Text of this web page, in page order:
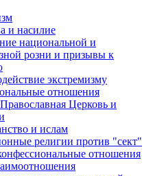
и насилие
национальной и
розни и призывы к
экстремизму
отношения
Церковь и
и ислам
религии против "сект"
отношения